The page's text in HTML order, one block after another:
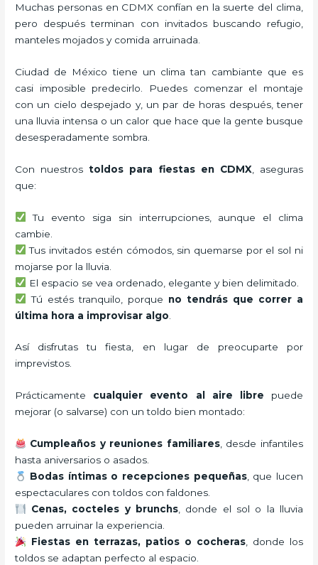
Muchas personas en CDMX confían en la suerte del clima,
pero después terminan con invitados buscando refugio,
manteles mojados y comida arruinada.
Ciudad de México tiene un clima tan cambiante que es
casi imposible predecirlo. Puedes comenzar el montaje
con un cielo despejado y, un par de horas después, tener
una lluvia intensa o un calor que hace que la gente busque
desesperadamente sombra.
Con nuestrostoldos para fiestas en CDMX, aseguras
que:
Tu evento siga sin interrupciones, aunque el clima
cambie.
Tus invitados estén cómodos, sin quemarse por el sol ni
mojarse por la lluvia.
El espacio se vea ordenado, elegante y bien delimitado.
Tú estés tranquilo, porque no tendrás que correr a
última hora a improvisar algo
Así disfrutas tu fiesta, en lugar de preocuparte por
imprevistos.
Prácticamente cualquier evento al aire libre puede
mejorar (o salvarse) con un toldo bien montado:
Cumpleaños y reuniones familiares, desde infantiles
hasta aniversarios o asados.
Bodas íntimas o recepciones pequeñas, que lucen
espectaculares con toldos con faldones.
Cenas, cocteles y brunchs, donde el sol o la lluvia
pueden arruinar la experiencia.
Fiestas en terrazas, patios o cocheras, donde los
toldos se adaptan perfecto al espacio.